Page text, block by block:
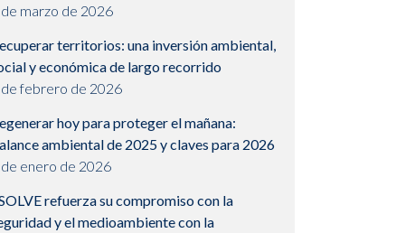
marzo de 2026
territorios: una inversión ambiental,
y económica de largo recorrido
febrero de 2026
hoy para proteger el mañana:
ambiental de 2025 y claves para 2026
enero de 2026
refuerza su compromiso con la
y el medioambiente con la